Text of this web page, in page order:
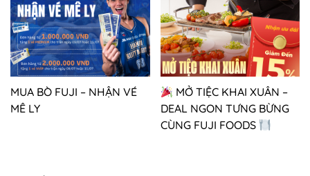
MUA BÒ FUJI – NHẬN VÉ
MÊ LY
MỞ TIỆC KHAI XUÂN –
DEAL NGON TƯNG BỪNG
CÙNG FUJI FOODS